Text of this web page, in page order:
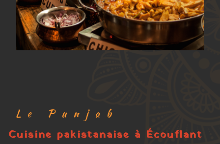
Le Punjab
cuisine pakistanaise à Écouflant